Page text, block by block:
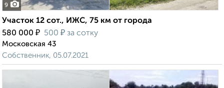
9
Участок 12 сот., ИЖС, 75 км от города
580 000 ₽ 500 ₽ за сотку
Московская 43
Собственник, 05.07.2021